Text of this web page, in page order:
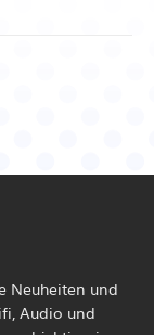
Neuheiten und
Audio und